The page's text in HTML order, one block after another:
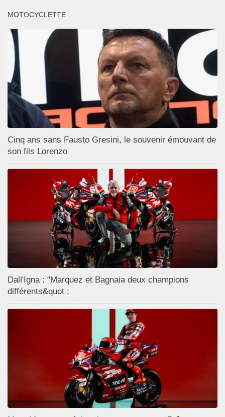
MOTOCYCLETTE
Cinq ans sans Fausto Gresini, le souvenir émouvant de
son fils Lorenzo
Dall'Igna : "Marquez et Bagnaia deux champions
différents&quot ;